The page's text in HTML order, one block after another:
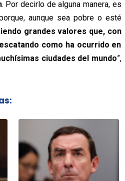
. Por decirlo de alguna manera, es
aunque sea pobre o esté
grandes valores que, con
como ha ocurrido en
ciudades del mundo”,